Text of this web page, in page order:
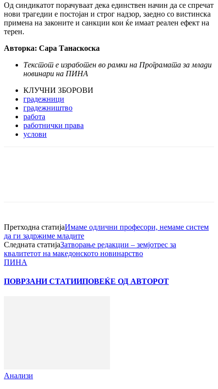
Од синдикатот порачуваат дека единствен начин да се спречат
нови трагедии е постојан и строг надзор, заедно со вистинска
примена на законите и санкции кои ќе имаат реален ефект на
терен.
Авторка: Сара Танаскоска
Текстот е изработен во рамки на Програмата за млади
новинари на ПИНА
КЛУЧНИ ЗБОРОВИ
градежници
градежништво
работа
работнички права
услови
Претходна статијаИмаме одлични професори, немаме систем
да ги задржиме младите
Следната статијаЗатворање редакции – земјотрес за
квалитетот на македонското новинарство
ПИНА
ПОВРЗАНИ СТАТИИПОВЕЌЕ ОД АВТОРОТ
Анализи